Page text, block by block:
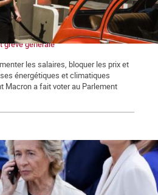
grève générale
les salaires, bloquer les prix et
énergétiques et climatiques
Macron a fait voter au Parlement